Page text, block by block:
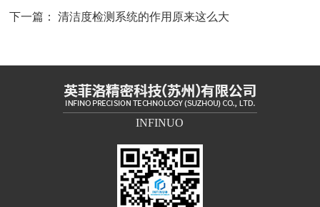
下一篇：清洁度检测系统的作用原来这么大
INFINUO